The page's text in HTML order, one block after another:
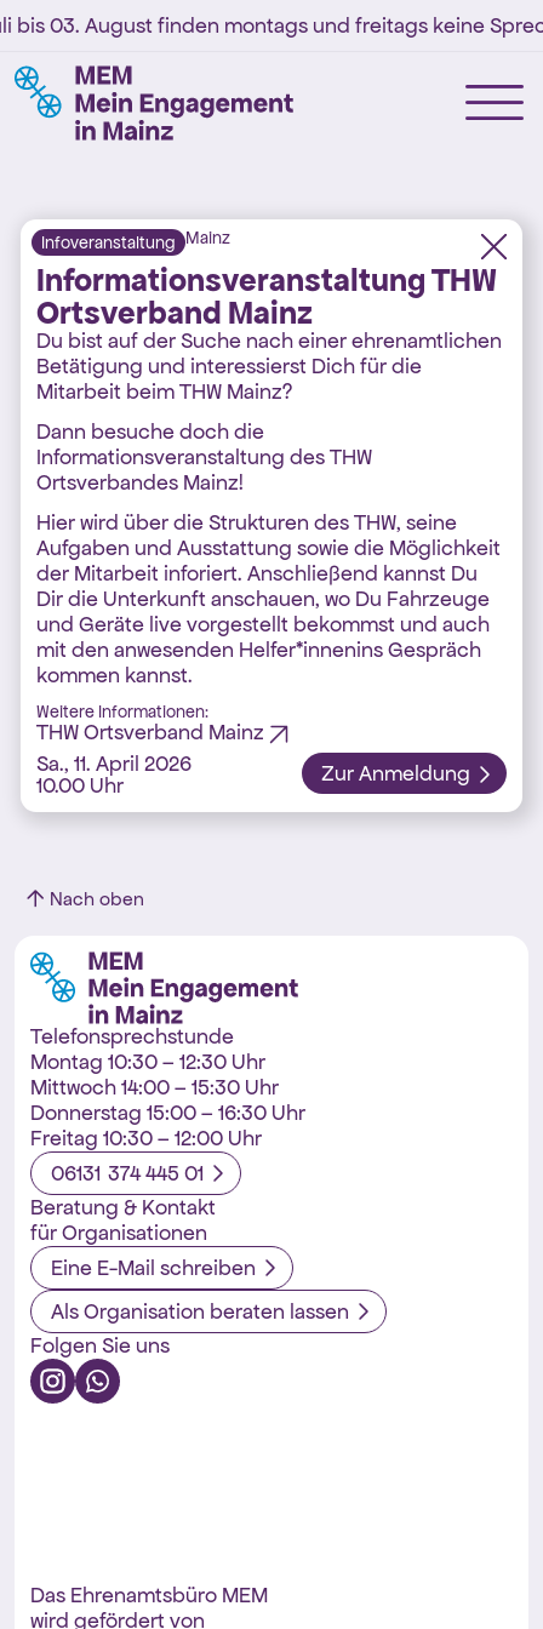
bis 03. August finden montags und freitags keine
Infoveranstaltung Mainz
Informationsveranstaltung THW
Ortsverband Mainz
Du bist auf der Suche nach einer ehrenamtlichen
Betätigung und interessierst Dich für die
Mitarbeit beim THW Mainz?
Dann besuche doch die
Informationsveranstaltung des THW
Ortsverbandes Mainz!
Hier wird über die Strukturen des THW, seine
Aufgaben und Ausstattung sowie die Möglichkeit
der Mitarbeit inforiert. Anschließend kannst Du
Dir die Unterkunft anschauen, wo Du Fahrzeuge
und Geräte live vorgestellt bekommst und auch
mit den anwesenden Helfer*innenins Gespräch
kommen kannst.
Weitere Informationen:
THW Ortsverband Mainz
Sa., 11. April 2026
10.00 Uhr
Zur Anmeldung
Nach oben
Telefonsprechstunde
Montag 10:30 – 12:30 Uhr
Mittwoch 14:00 – 15:30 Uhr
Donnerstag 15:00 – 16:30 Uhr
Freitag 10:30 – 12:00 Uhr
06131 374 445 01
Beratung & Kontakt
für Organisationen
Eine E-Mail schreiben
Als Organisation beraten lassen
Folgen Sie uns
Das Ehrenamtsbüro MEM
wird gefördert von